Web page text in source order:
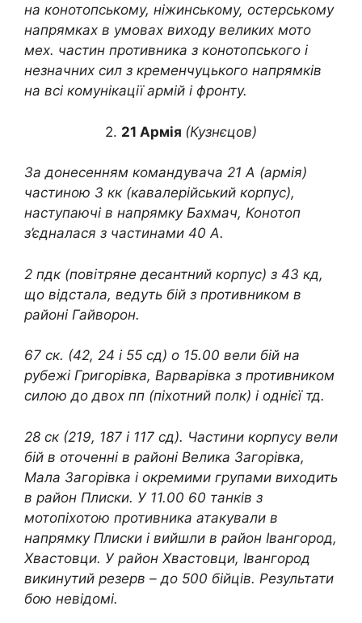
на конотопському, ніжинському, остерському
напрямках в умовах виходу великих мото
мех. частин противника з конотопського і
незначних сил з кременчуцького напрямків
на всі комунікації армій і фронту.
2. 21 Армія (Кузнєцов)
За донесенням командувача 21 А (армія)
частиною 3 кк (кавалерійський корпус),
наступаючі в напрямку Бахмач, Конотоп
з’єдналася з частинами 40 А.
2 пдк (повітряне десантний корпус) з 43 кд,
що відстала, ведуть бій з противником в
районі Гайворон.
67 ск. (42, 24 і 55 сд) о 15.00 вели бій на
рубежі Григорівка, Варварівка з противником
силою до двох пп (піхотний полк) і однієї тд.
28 ск (219, 187 і 117 сд). Частини корпусу вели
бій в оточенні в районі Велика Загорівка,
Мала Загорівка і окремими групами виходить
в район Плиски. У 11.00 60 танків з
мотопіхотою противника атакували в
напрямку Плиски і вийшли в район Івангород,
Хвастовци. У район Хвастовци, Івангород
викинутий резерв – до 500 бійців. Результати
бою невідомі.